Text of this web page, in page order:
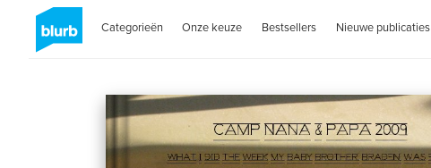
Categorieën Onze keuze Bestsellers Nieuwe publicaties